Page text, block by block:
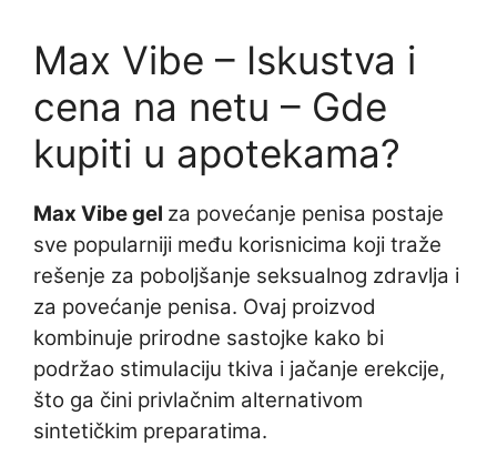
Max Vibe – Iskustva i
cena na netu – Gde
kupiti u apotekama?
Max Vibe gel za povećanje penisa postaje
sve popularniji među korisnicima koji traže
rešenje za poboljšanje seksualnog zdravlja i
za povećanje penisa. Ovaj proizvod
kombinuje prirodne sastojke kako bi
podržao stimulaciju tkiva i jačanje erekcije,
što ga čini privlačnim alternativom
sintetičkim preparatima.